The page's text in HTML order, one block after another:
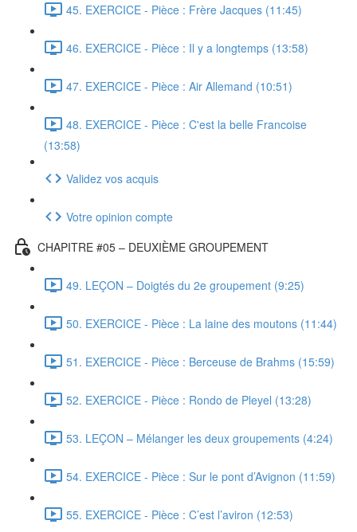
45. EXERCICE - Pièce : Frère Jacques (11:45)
46. EXERCICE - Pièce : Il y a longtemps (13:58)
47. EXERCICE - Pièce : Air Allemand (10:51)
48. EXERCICE - Pièce : C'est la belle Francoise
(13:58)
Validez vos acquis
Votre opinion compte
CHAPITRE #05 – DEUXIÈME GROUPEMENT
49. LEÇON – Doigtés du 2e groupement (9:25)
50. EXERCICE - Pièce : La laine des moutons (11:44)
51. EXERCICE - Pièce : Berceuse de Brahms (15:59)
52. EXERCICE - Pièce : Rondo de Pleyel (13:28)
53. LEÇON – Mélanger les deux groupements (4:24)
54. EXERCICE - Pièce : Sur le pont d’Avignon (11:59)
55. EXERCICE - Pièce : C’est l’aviron (12:53)